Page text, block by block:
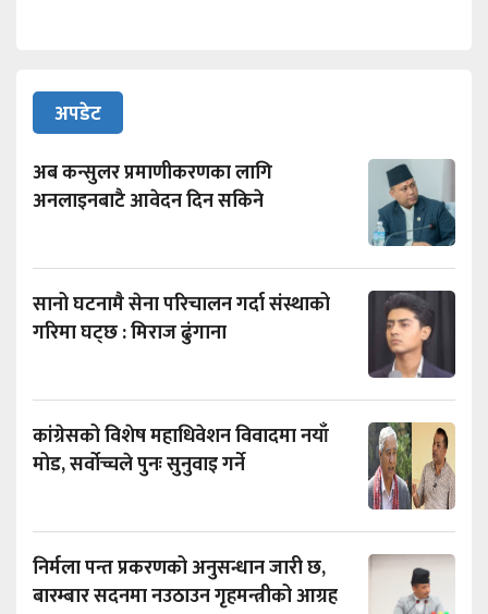
अपडेट
अब कन्सुलर प्रमाणीकरणका लागि
अनलाइनबाटै आवेदन दिन सकिने
सानो घटनामै सेना परिचालन गर्दा संस्थाको
गरिमा घट्छ : मिराज ढुंगाना
कांग्रेसको विशेष महाधिवेशन विवादमा नयाँ
मोड, सर्वोच्चले पुनः सुनुवाइ गर्ने
निर्मला पन्त प्रकरणको अनुसन्धान जारी छ,
बारम्बार सदनमा नउठाउन गृहमन्त्रीको आग्रह